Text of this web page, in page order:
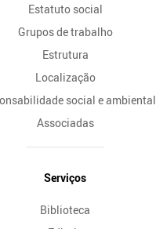
Estatuto social
Grupos de trabalho
Estrutura
Localização
social e ambiental
Associadas
Serviços
Biblioteca